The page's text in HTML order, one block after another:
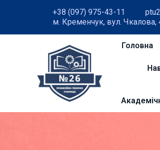
+38 (097) 975-43-11
м. Кременчук, вул. Чкалова,
Головна